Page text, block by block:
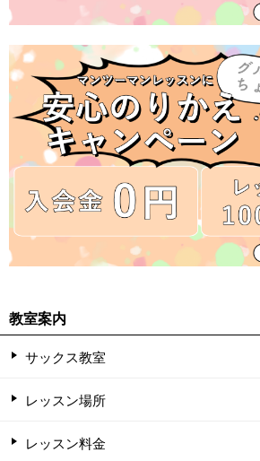
教室案内
サックス教室
レッスン場所
レッスン料金